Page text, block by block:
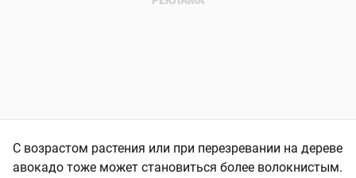
С возрастом растения или при перезревании на дереве
авокадо тоже может становиться более волокнистым.